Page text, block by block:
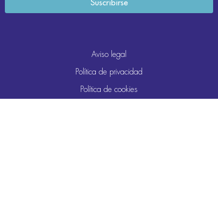
Aviso legal
Política de privacidad
Política de cookies